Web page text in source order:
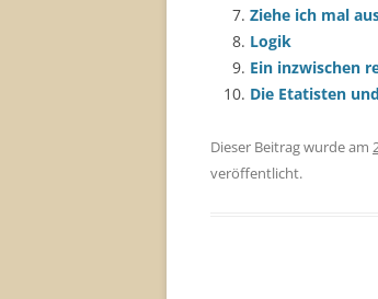
Ziehe ich mal
Logik
Ein inzwischen
Die Etatisten
Dieser Beitrag wurde am
veröffentlicht.